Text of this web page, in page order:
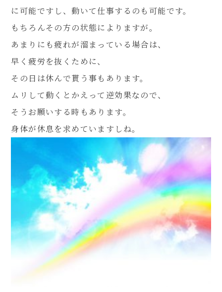
に可能ですし、動いて仕事するのも可能です。
もちろんその方の状態によりますが。
あまりにも疲れが溜まっている場合は、
早く疲労を抜くために、
その日は休んで貰う事もあります。
ムリして動くとかえって逆効果なので、
そうお願いする時もあります。
身体が休息を求めていますしね。